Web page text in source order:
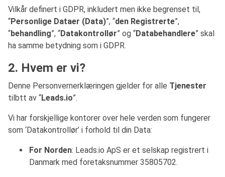
Vilkår definert i GDPR, inkludert men ikke begrenset til,
“Personlige Dataer (Data)”, “den Registrerte”,
“behandling”, “Datakontrollør” og “Databehandlere” skal
ha samme betydning som i GDPR.
2. Hvem er vi?
Denne Personvernerklæringen gjelder for alle Tjenester
tilbtt av “Leads.io”.
Vi har forskjellige kontorer over hele verden som fungerer
som ‘Datakontrollør’ i forhold til din Data:
For Norden: Leads.io ApS er et selskap registrert i
Danmark med foretaksnummer 35805702.